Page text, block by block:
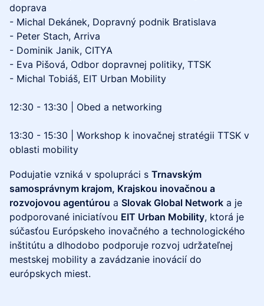
doprava
- Michal Dekánek, Dopravný podnik Bratislava
- Peter Stach, Arriva
- Dominik Janik, CITYA
- Eva Pišová, Odbor dopravnej politiky, TTSK
- Michal Tobiáš, EIT Urban Mobility
12:30 - 13:30 | Obed a networking
13:30 - 15:30 | Workshop k inovačnej stratégii TTSK v
oblasti mobility
Podujatie vzniká v spolupráci s Trnavským
samosprávnym krajom, Krajskou inovačnou a
rozvojovou agentúrou a Slovak Global Network a je
podporované iniciatívou EIT Urban Mobility, ktorá je
súčasťou Európskeho inovačného a technologického
inštitútu a dlhodobo podporuje rozvoj udržateľnej
mestskej mobility a zavádzanie inovácií do
európskych miest.